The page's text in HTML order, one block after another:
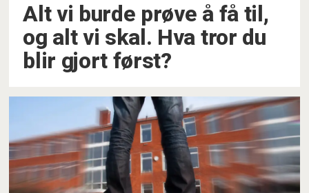
Alt vi burde prøve å få til,
og alt vi skal. Hva tror du
blir gjort først?